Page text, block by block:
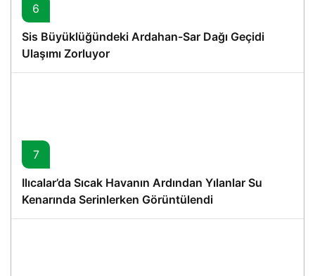
6
Sis Büyüklüğündeki Ardahan-Sar Dağı Geçidi
Ulaşımı Zorluyor
7
Ilıcalar’da Sıcak Havanın Ardından Yılanlar Su
Kenarında Serinlerken Görüntülendi